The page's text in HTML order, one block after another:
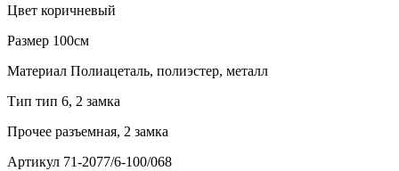
Цвет коричневый
Размер 100см
Материал Полиацеталь, полиэстер, металл
Тип тип 6, 2 замка
Прочее разъемная, 2 замка
Артикул 71-2077/6-100/068